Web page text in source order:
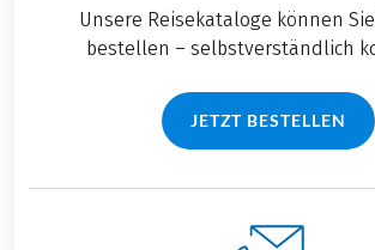
Unsere Reisekataloge können
bestellen – selbstverständlich
JETZT BESTELLEN